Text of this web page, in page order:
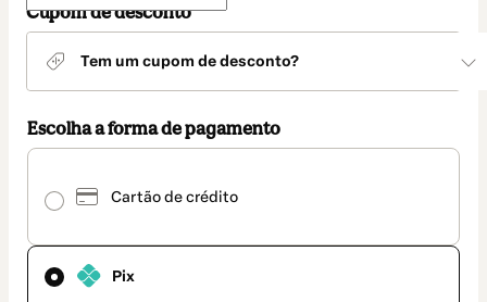
Cupom de desconto
Tem um cupom de desconto?
Escolha a forma de pagamento
Cartão de crédito
Pix
Pix
como
de
pagamento